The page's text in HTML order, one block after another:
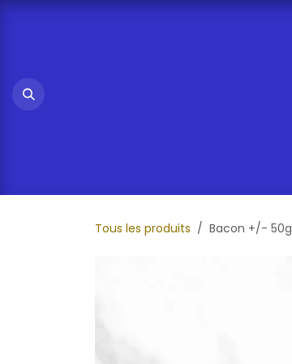
Se rendre au contenu
Tous les produits Bacon +/- 50g